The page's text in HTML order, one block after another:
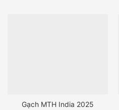
Gạch MTH India 2025